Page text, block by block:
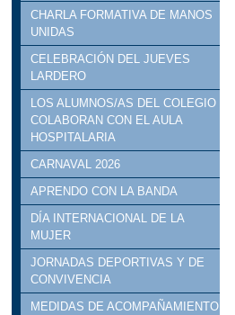
CHARLA FORMATIVA DE MANOS
UNIDAS
CELEBRACIÓN DEL JUEVES
LARDERO
LOS ALUMNOS/AS DEL COLEGIO
COLABORAN CON EL AULA
HOSPITALARIA
CARNAVAL 2026
APRENDO CON LA BANDA
DÍA INTERNACIONAL DE LA
MUJER
JORNADAS DEPORTIVAS Y DE
CONVIVENCIA
MEDIDAS DE ACOMPAÑAMIENTO